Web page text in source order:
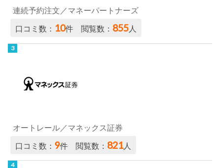
連続予約注文／マネーパートナーズ
口コミ数： 10件 閲覧数： 855人
オートレール／マネックス証券
口コミ数： 9件 閲覧数： 821人